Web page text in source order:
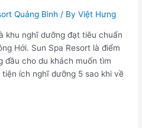
Quảng Bình / ByViệt Hưng
khu nghĩ dưỡng đạt tiêu chuẩn
Hới. Sun Spa Resort là điểm
đầu cho du khách muốn tìm
ích nghĩ dưỡng 5 sao khi về